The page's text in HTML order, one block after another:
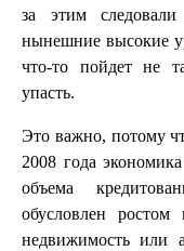
за этим
нынешние высокие
что-то пойдет не
упасть.
Это важно, потому
2008 года
объема
обусловлен
недвижимость или